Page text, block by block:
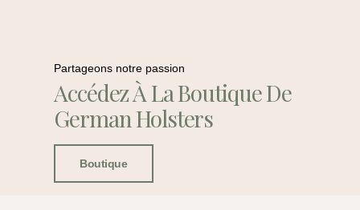
Partageons notre passion
Accédez À La Boutique De
German Holsters
Boutique